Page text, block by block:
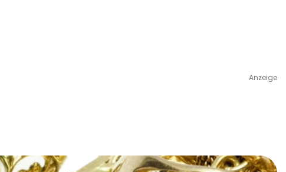
Anzeige